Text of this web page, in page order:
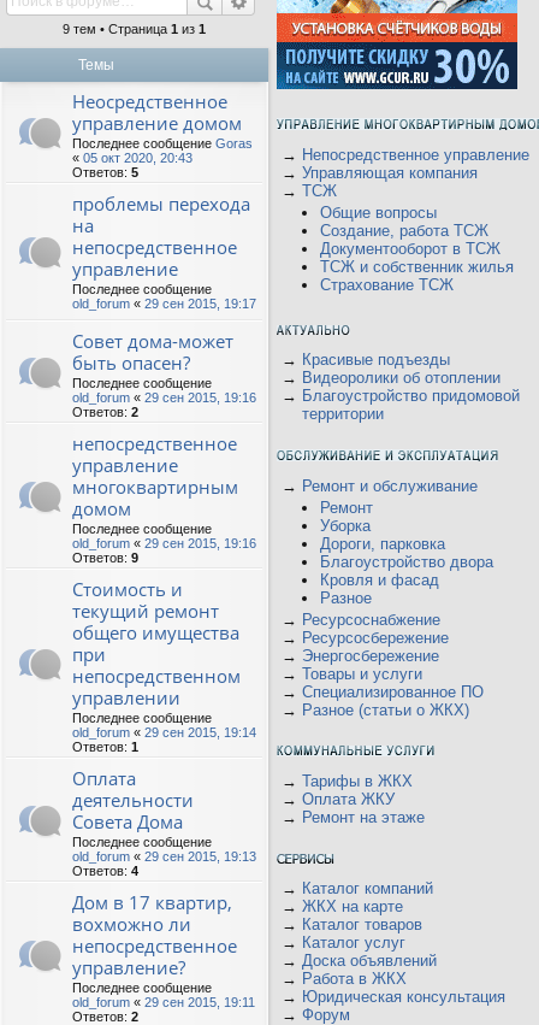
9 тем • Страница 1 из 1
Темы
Неосредственное
управление домом
Последнее сообщение Goras
« 05 окт 2020, 20:43
Ответов: 5
проблемы перехода
на
непосредственное
управление
Последнее сообщение
old_forum « 29 сен 2015, 19:17
Совет дома-может
быть опасен?
Последнее сообщение
old_forum « 29 сен 2015, 19:16
Ответов: 2
непосредственное
управление
многоквартирным
домом
Последнее сообщение
old_forum « 29 сен 2015, 19:16
Ответов: 9
Стоимость и
текущий ремонт
общего имущества
при
непосредственном
управлении
Последнее сообщение
old_forum « 29 сен 2015, 19:14
Ответов: 1
Оплата
деятельности
Совета Дома
Последнее сообщение
old_forum « 29 сен 2015, 19:13
Ответов: 4
Дом в 17 квартир,
вохможно ли
непосредственное
управление?
Последнее сообщение
old_forum « 29 сен 2015, 19:11
Ответов: 2
→ Непосредственное управление
→ Управляющая компания
→ ТСЖ
Общие вопросы
Создание, работа ТСЖ
Документооборот в ТСЖ
ТСЖ и собственник жилья
Страхование ТСЖ
→ Красивые подъезды
→ Видеоролики об отоплении
→ Благоустройство придомовой
территории
→ Ремонт и обслуживание
Ремонт
Уборка
Дороги, парковка
Благоустройство двора
Кровля и фасад
Разное
→ Ресурсоснабжение
→ Ресурсосбережение
→ Энергосбережение
→ Товары и услуги
→ Специализированное ПО
→ Разное (статьи о ЖКХ)
→ Тарифы в ЖКХ
→ Оплата ЖКУ
→ Ремонт на этаже
→ Каталог компаний
→ ЖКХ на карте
→ Каталог товаров
→ Каталог услуг
→ Доска объявлений
→ Работа в ЖКХ
→ Юридическая консультация
→ Форум